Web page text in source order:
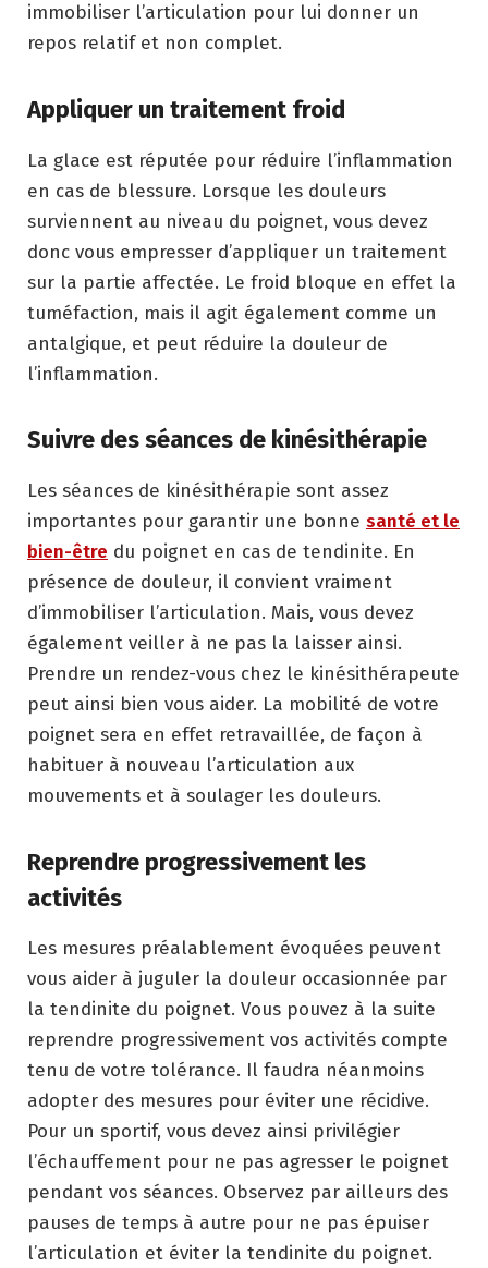
immobiliser l’articulation pour lui donner un
repos relatif et non complet.
Appliquer un traitement froid
La glace est réputée pour réduire l’inflammation
en cas de blessure. Lorsque les douleurs
surviennent au niveau du poignet, vous devez
donc vous empresser d’appliquer un traitement
sur la partie affectée. Le froid bloque en effet la
tuméfaction, mais il agit également comme un
antalgique, et peut réduire la douleur de
l’inflammation.
Suivre des séances de kinésithérapie
Les séances de kinésithérapie sont assez
importantes pour garantir une bonne santé et le
bien-être du poignet en cas de tendinite. En
présence de douleur, il convient vraiment
d’immobiliser l’articulation. Mais, vous devez
également veiller à ne pas la laisser ainsi.
Prendre un rendez-vous chez le kinésithérapeute
peut ainsi bien vous aider. La mobilité de votre
poignet sera en effet retravaillée, de façon à
habituer à nouveau l’articulation aux
mouvements et à soulager les douleurs.
Reprendre progressivement les
activités
Les mesures préalablement évoquées peuvent
vous aider à juguler la douleur occasionnée par
la tendinite du poignet. Vous pouvez à la suite
reprendre progressivement vos activités compte
tenu de votre tolérance. Il faudra néanmoins
adopter des mesures pour éviter une récidive.
Pour un sportif, vous devez ainsi privilégier
l’échauffement pour ne pas agresser le poignet
pendant vos séances. Observez par ailleurs des
pauses de temps à autre pour ne pas épuiser
l’articulation et éviter la tendinite du poignet.